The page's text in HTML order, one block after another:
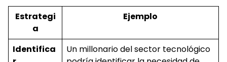
Estrategi
a
Ejemplo
Identifica
Un millonario del sector tecnológico